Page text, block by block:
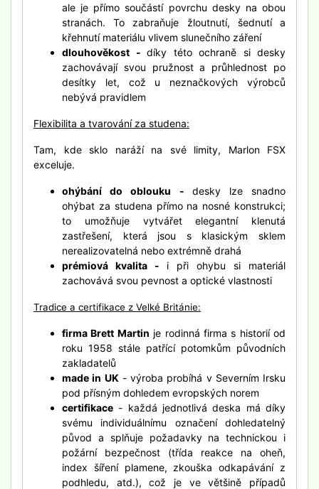
ale je přímo součástí povrchu desky na obou
stranách. To zabraňuje žloutnutí, šednutí a
křehnutí materiálu vlivem slunečního záření
dlouhověkost - díky této ochraně si desky
zachovávají svou pružnost a průhlednost po
desítky let, což u neznačkových výrobců
nebývá pravidlem
Flexibilita a tvarování za studena:
Tam, kde sklo naráží na své limity, Marlon FSX
exceluje.
ohýbání do oblouku - desky lze snadno
ohýbat za studena přímo na nosné konstrukci;
to umožňuje vytvářet elegantní klenutá
zastřešení, která jsou s klasickým sklem
nerealizovatelná nebo extrémně drahá
prémiová kvalita - i při ohybu si materiál
zachovává svou pevnost a optické vlastnosti
Tradice a certifikace z Velké Británie:
firma Brett Martin je rodinná firma s historií od
roku 1958 stále patřící potomkům původních
zakladatelů
made in UK - výroba probíhá v Severním Irsku
pod přísným dohledem evropských norem
certifikace - každá jednotlivá deska má díky
svému individuálnímu označení dohledatelný
původ a splňuje požadavky na technickou i
požární bezpečnost (třída reakce na oheň,
index šíření plamene, zkouška odkapávání z
podhledu, atd.), což je ve většině případů